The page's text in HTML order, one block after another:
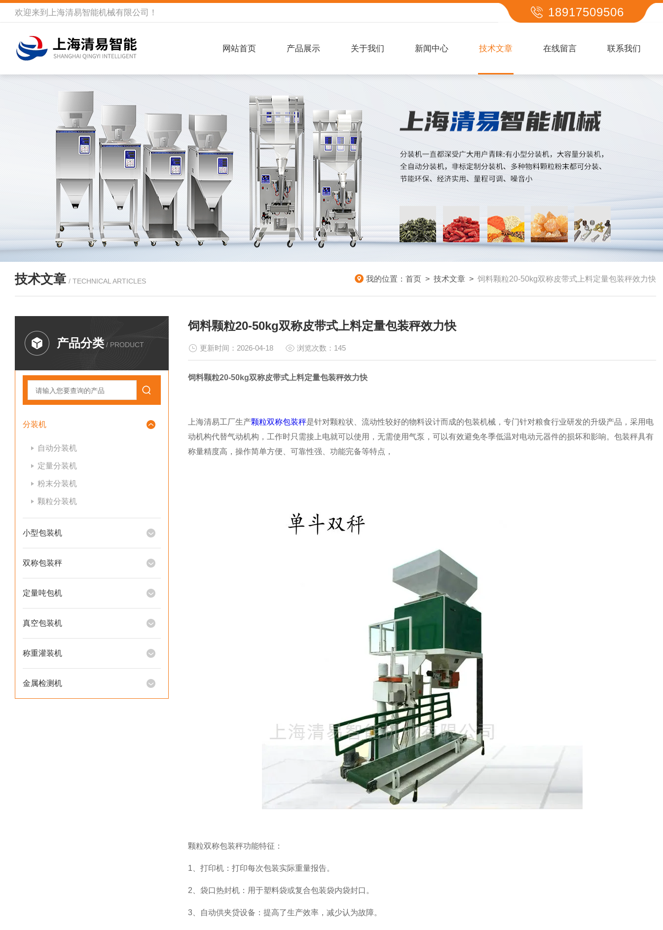
欢迎来到 上海清易智能机械有限公司 ！ 18917509506
网站首页 产品展示 关于我们 新闻中心 技术文章 在线留言 联系我们
技术文章 / TECHNICAL ARTICLES 我的位置： 首页 > 技术文章 > 饲料颗粒20-50kg双称皮带式上料定量包装秤效力快
产品分类 / PRODUCT
分装机
自动分装机
定量分装机
粉末分装机
颗粒分装机
小型包装机
双称包装秤
定量吨包机
真空包装机
称重灌装机
金属检测机
饲料颗粒20-50kg双称皮带式上料定量包装秤效力快
更新时间：2026-04-18 浏览次数：145
饲料颗粒20-50kg双称皮带式上料定量包装秤效力快
上海清易工厂生产颗粒双称包装秤是针对颗粒状、流动性较好的物料设计而成的包装机械，专门针对粮食行业研发的升级产品，采用电
动机构代替气动机构，工作时只需接上电就可以使用，无需使用气泵，可以有效避免冬季低温对电动元器件的损坏和影响。包装秤具有
称量精度高，操作简单方便、可靠性强、功能完备等特点，
颗粒双称包装秤功能特征：
1、打印机：打印每次包装实际重量报告。
2、袋口热封机：用于塑料袋或复合包装袋内袋封口。
3、自动供夹贷设备：提高了生产效率，减少认为故障。